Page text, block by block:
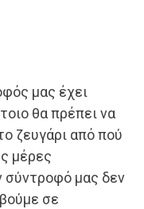
μας έχει
θα πρέπει να
ζευγάρι από πού
μέρες
σύντροφό μας δεν
σε